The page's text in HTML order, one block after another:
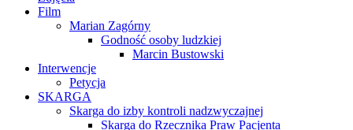
Film
Marian Zagórny
Godność osoby ludzkiej
Marcin Bustowski
Interwencje
Petycja
SKARGA
Skarga do izby kontroli nadzwyczajnej
Skarga do Rzecznika Praw Pacjenta